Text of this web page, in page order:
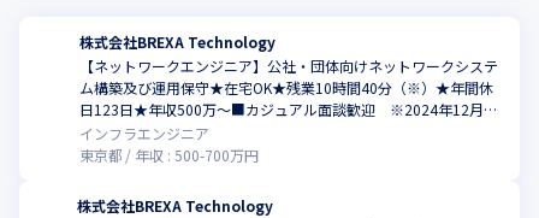
株式会社BREXA Technology
【ネットワークエンジニア】公社・団体向けネットワークシステ
ム構築及び運用保守★在宅OK★残業10時間40分（※）★年間休
日123日★年収500万～■カジュアル面談歓迎 ※2024年12月時
点
インフラエンジニア
東京都
年収 : 500-700万円
株式会社BREXA Technology